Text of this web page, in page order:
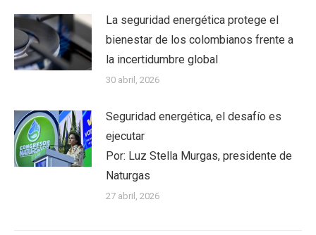
La seguridad energética protege el
bienestar de los colombianos frente a
la incertidumbre global
30 abril, 2026
Seguridad energética, el desafío es
ejecutar
Por: Luz Stella Murgas, presidente de
Naturgas
27 abril, 2026